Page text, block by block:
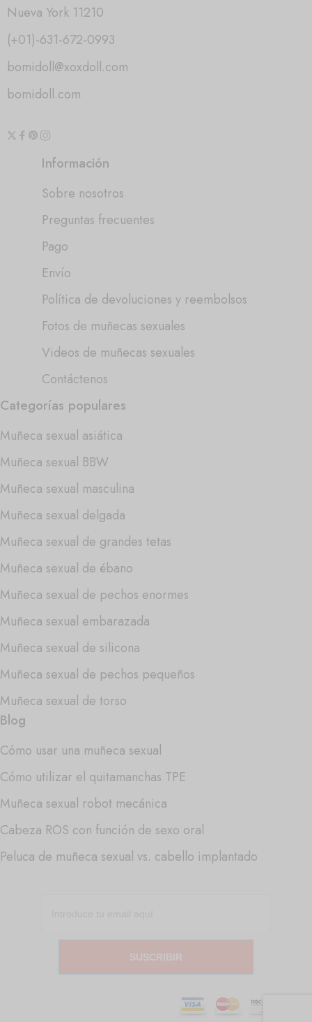
Nueva York 11210
(+01)-631-672-0993
bomidoll@xoxdoll.com
bomidoll.com
Información
Sobre nosotros
Preguntas frecuentes
Pago
Envío
Política de devoluciones y reembolsos
Fotos de muñecas sexuales
Videos de muñecas sexuales
Contáctenos
Categorías populares
Muñeca sexual asiática
Muñeca sexual BBW
Muñeca sexual masculina
Muñeca sexual delgada
Muñeca sexual de grandes tetas
Muñeca sexual de ébano
Muñeca sexual de pechos enormes
Muñeca sexual embarazada
Muñeca sexual de silicona
Muñeca sexual de pechos pequeños
Muñeca sexual de torso
Blog
Cómo usar una muñeca sexual
Cómo utilizar el quitamanchas TPE
Muñeca sexual robot mecánica
Cabeza ROS con función de sexo oral
Peluca de muñeca sexual vs. cabello implantado
SUSCRIBIR